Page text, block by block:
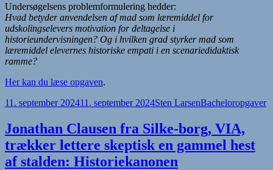
Undersøgelsens problemformulering hedder:
Hvad betyder anvendelsen af mad som læremiddel for
udskolingselevers motivation for deltagelse i
historieundervisningen? Og i hvilken grad styrker mad som
læremiddel elevernes historiske empati i en scenariedidaktisk
ramme?
Her kan du læse opgaven.
Udgivet
11. september 202411. september 2024Forfatter
Sten LarsenKategorier
Bacheloropgaver
Jonathan Clausen fra Silke-borg, VIA,
trækker lettere skeptisk en gammel hest
af stalden: Historiekanonen